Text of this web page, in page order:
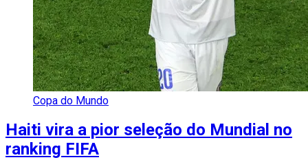
Copa do Mundo
Haiti vira a pior seleção do Mundial no
ranking FIFA